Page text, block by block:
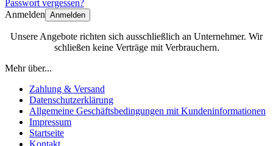
Passwort vergessen?
Anmelden Anmelden
Unsere Angebote richten sich ausschließlich an Unternehmer. Wir
schließen keine Verträge mit Verbrauchern.
Mehr über...
Zahlung & Versand
Datenschutzerklärung
Allgemeine Geschäftsbedingungen mit Kundeninformationen
Impressum
Startseite